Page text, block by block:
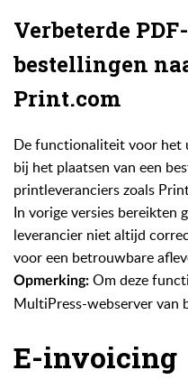
Verbeterde
bestellingen
Print.com
De functionaliteit voor het
bij het plaatsen van een
printleveranciers zoals
In vorige versies bereikten
leverancier niet altijd
voor een betrouwbare
Opmerking: Om deze
MultiPress-webserver van
E-invoicing